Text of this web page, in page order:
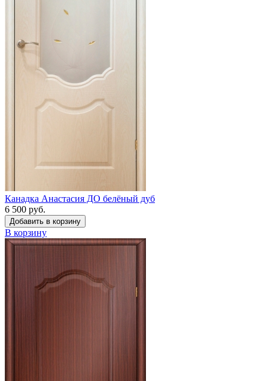
Канадка Анастасия ДО белёный дуб
6 500 руб.
Добавить в корзину
В корзину